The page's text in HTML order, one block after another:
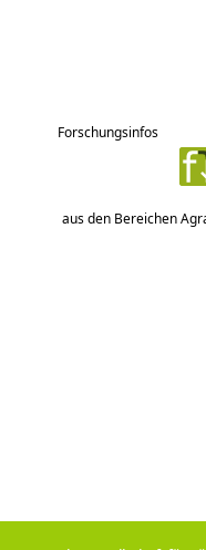
Forschungsinfos
aus den Bereichen